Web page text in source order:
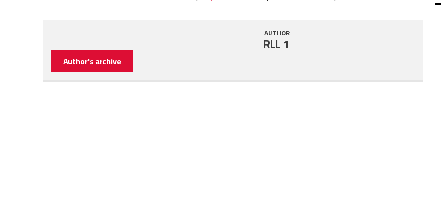
AUTHOR
RLL 1
Author's archive